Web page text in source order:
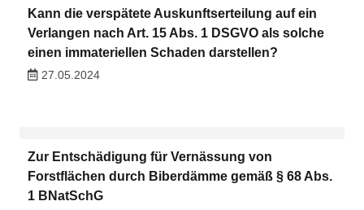
Kann die verspätete Auskunftserteilung auf ein
Verlangen nach Art. 15 Abs. 1 DSGVO als solche
einen immateriellen Schaden darstellen?
27.05.2024
Zur Entschädigung für Vernässung von
Forstflächen durch Biberdämme gemäß § 68 Abs.
1 BNatSchG